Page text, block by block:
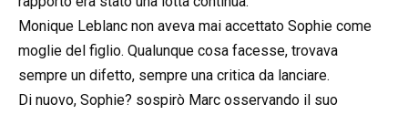
Monique Leblanc non aveva mai accettato Sophie come
moglie del figlio. Qualunque cosa facesse, trovava
sempre un difetto, sempre una critica da lanciare.
Di nuovo, Sophie? sospirò Marc osservando il suo